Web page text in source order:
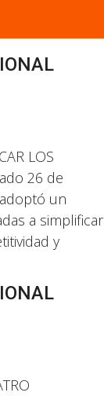
LOS
26 de
un
a simplificar
y